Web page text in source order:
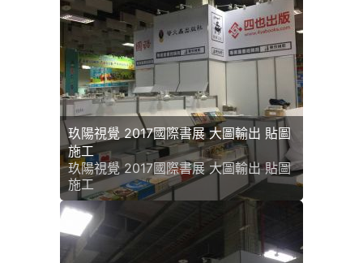
玖陽視覺 2017國際書展 大圖輸出 貼圖
施工
玖陽視覺 2017國際書展 大圖輸出 貼圖
施工